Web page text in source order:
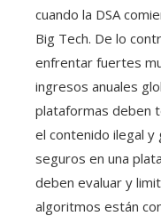
cuando la DSA
Big Tech. De lo
enfrentar fuertes
ingresos anuales
plataformas deben
el contenido ilegal
seguros en una
deben evaluar y
algoritmos están